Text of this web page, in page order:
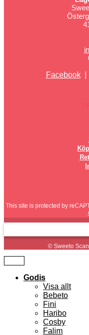
Facebook|
This site is protected by
© Sweeto
Godis
Visa allt
Bebeto
Fini
Haribo
Cosby
Falim